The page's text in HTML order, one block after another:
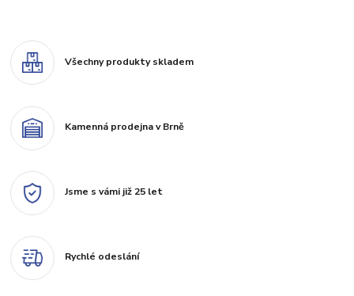
Všechny produkty skladem
Kamenná prodejna v Brně
Jsme s vámi již 25 let
Rychlé odeslání